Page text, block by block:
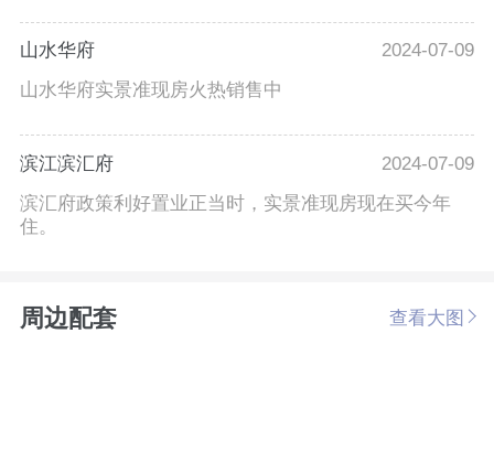
山水华府
2024-07-09
山水华府实景准现房火热销售中
滨江滨汇府
2024-07-09
滨汇府政策利好置业正当时，实景准现房现在买今年
住。
周边配套 查看大图